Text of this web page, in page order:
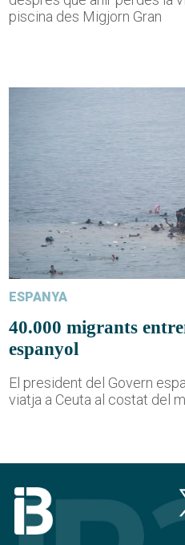
piscina des Migjorn Gran
ESPANYA
40.000 migrants
espanyol
El president del Govern
viatja a Ceuta al costat del